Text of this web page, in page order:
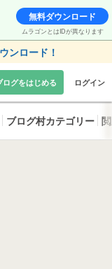
無料ダウンロード
ムラゴンとはIDが異なります
ンロード！
ログをはじめる ログイン
ブログ村カテゴリー